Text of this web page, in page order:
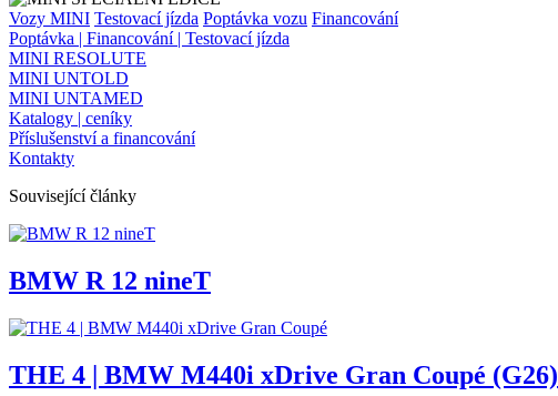
Vozy MINI Testovací jízda Poptávka vozu Financování
Poptávka | Financování | Testovací jízda
MINI RESOLUTE
MINI UNTOLD
MINI UNTAMED
Katalogy | ceníky
Příslušenství a financování
Kontakty
Související články
BMW R 12 nineT
THE 4 | BMW M440i xDrive Gran Coupé (G26)